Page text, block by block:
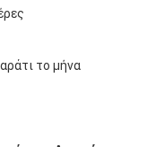
το μήνα